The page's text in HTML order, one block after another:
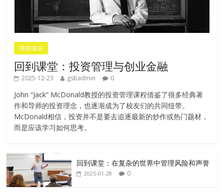
课程项目
回到课堂：投资管理与创业金融
2025-12-23 gsbadmin 0
John “Jack” McDonald教授的投资管理课程借鉴了很多经典著
作和导师的投资理念，也逐渐成为了校友们的共同纽带。
McDonald相信，投资并不是要去追逐最新的炒作或热门题材，
而是应该学习如何思考。
回到课堂：在复杂的世界中管理风险和声誉
2025-01-28 0